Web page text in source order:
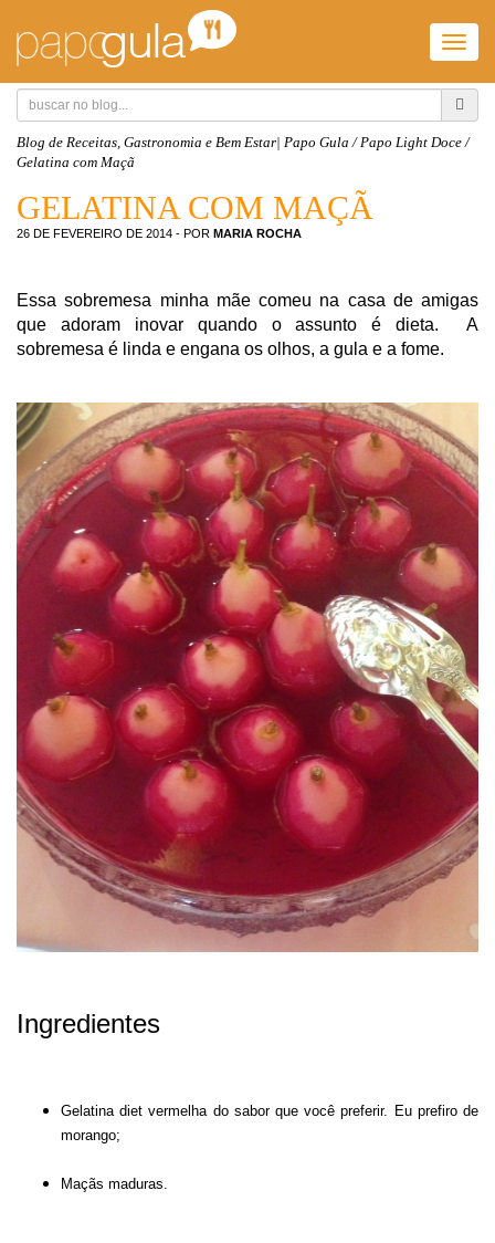
Blog de Receitas, Gastronomia e Bem Estar| Papo Gula /Papo Light Doce/
Gelatina com Maçã
GELATINA COM MAÇÃ
26 DE FEVEREIRO DE 2014 - POR MARIA ROCHA
Essa sobremesa minha mãe comeu na casa de amigas
que adoram inovar quando o assunto é dieta. A
sobremesa é linda e engana os olhos, a gula e a fome.
Ingredientes
Gelatina diet vermelha do sabor que você preferir. Eu prefiro de
morango;
Maçãs maduras.